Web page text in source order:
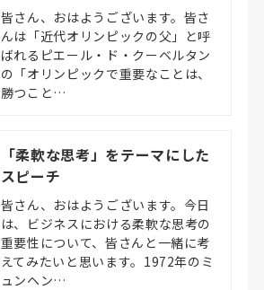
皆さん、おはようございます。皆さ
んは「近代オリンピックの父」と呼
ばれるピエール・ド・クーベルタン
の「オリンピックで重要なことは、
勝つこと…
「柔軟な思考」をテーマにした
スピーチ
皆さん、おはようございます。今日
は、ビジネスにおける柔軟な思考の
重要性について、皆さんと一緒に考
えてみたいと思います。1972年のミ
ュンヘン…